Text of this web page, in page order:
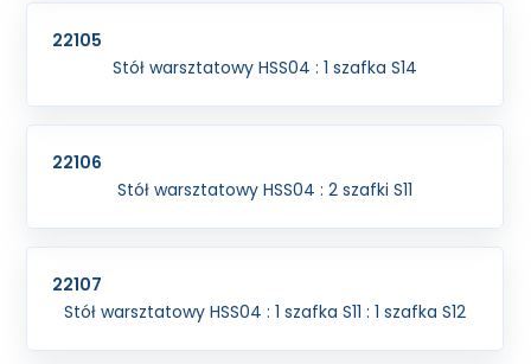
22105
Stół warsztatowy HSS04 : 1 szafka S14
22106
Stół warsztatowy HSS04 : 2 szafki S11
22107
Stół warsztatowy HSS04 : 1 szafka S11 : 1 szafka S12